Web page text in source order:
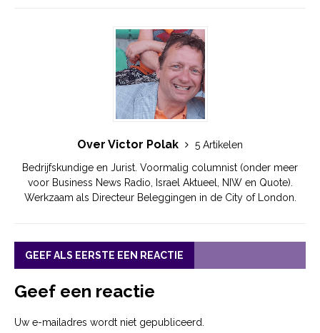
Over Victor Polak
5 Artikelen
Bedrijfskundige en Jurist. Voormalig columnist (onder meer
voor Business News Radio, Israel Aktueel, NIW en Quote).
Werkzaam als Directeur Beleggingen in de City of London.
GEEF ALS EERSTE EEN REACTIE
Geef een reactie
Uw e-mailadres wordt niet gepubliceerd.